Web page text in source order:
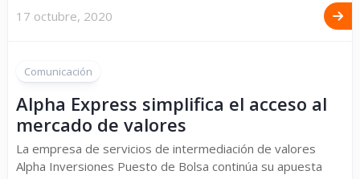
17 octubre, 2020
Comunicación
Alpha Express simplifica el acceso al
mercado de valores
La empresa de servicios de intermediación de valores
Alpha Inversiones Puesto de Bolsa continúa su apuesta